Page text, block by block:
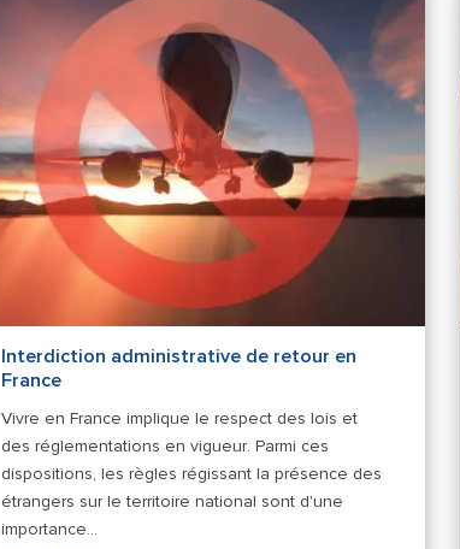
Interdiction administrative de retour en
France
Vivre en France implique le respect des lois et
des réglementations en vigueur. Parmi ces
dispositions, les règles régissant la présence des
étrangers sur le territoire national sont d'une
importance…